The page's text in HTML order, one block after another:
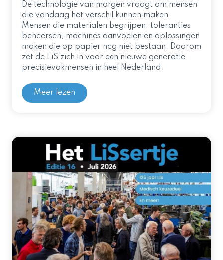
De technologie van morgen vraagt om mensen
die vandaag het verschil kunnen maken.
Mensen die materialen begrijpen, toleranties
beheersen, machines aanvoelen en oplossingen
maken die op papier nog niet bestaan. Daarom
zet de LiS zich in voor een nieuwe generatie
precisievakmensen in heel Nederland.
Meer lezen